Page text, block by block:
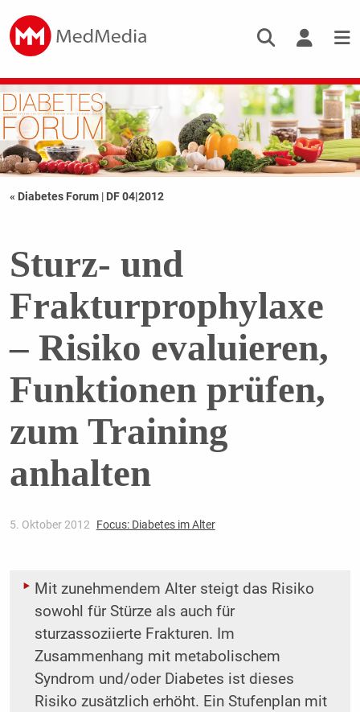
« Diabetes Forum | DF 04|2012
Sturz- und
Frakturprophylaxe
– Risiko evaluieren,
Funktionen prüfen,
zum Training
anhalten
5. Oktober 2012 Focus: Diabetes im Alter
Mit zunehmendem Alter steigt das Risiko
sowohl für Stürze als auch für
sturzassoziierte Frakturen. Im
Zusammenhang mit metabolischem
Syndrom und/oder Diabetes ist dieses
Risiko zusätzlich erhöht. Ein Stufenplan mit